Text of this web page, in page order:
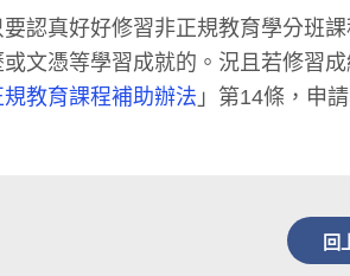
認真好好修習非正規教育學分班
文憑等學習成就的。況且若修習
教育課程補助辦法 」第14條，申
回